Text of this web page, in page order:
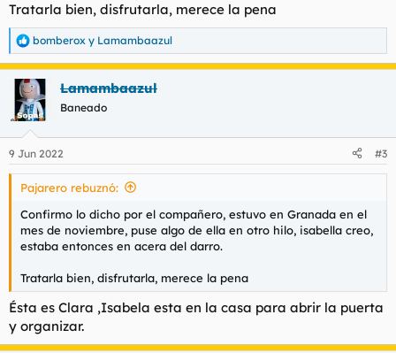
piercings,labios carnosos ,como en las fotos ,vamos.
Me recibe con vestido negro de noche y debajo su tanga ,como
debe ser.
Higiene: Buena
Fuma: ni idea
Aire acondicionado : si
Discreción del lugar: poca ,San anton
Piso muy bonito.
Valoración instalaciones 8
Mamada ,: Yo sin .Muy buena.
Una tía que se mete cuatro veces el antiaereo hasta las
trancas merece todo mi respeto y admiración.
Valoración del fisico : 8
Valoracion de la experiencia: 8,2
Repetirias: nunca se sabe
Bueno ,vi las fotos de la nueva brasi, y dije ésta jaquetona me
la voy a cepillar.
Me dió buena impresión.
Tratarla bien, disfrutarla, merece la pena
R
e
a
c
c
i
e
s
bomberox y Lamambaazul
Lamambaazul
Baneado
9 Jun 2022 #3
Pajarero rebuznó:
Confirmo lo dicho por el compañero, estuvo en Granada en el
mes de noviembre, puse algo de ella en otro hilo, isabella creo,
estaba entonces en acera del darro.
Tratarla bien, disfrutarla, merece la pena
Ésta es Clara ,Isabela esta en la casa para abrir la puerta
y organizar.